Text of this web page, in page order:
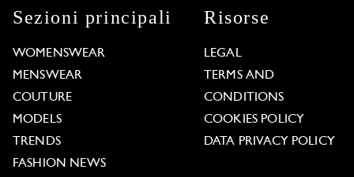
Sezioni principali
WOMENSWEAR
MENSWEAR
COUTURE
MODELS
TRENDS
FASHION NEWS
Risorse
LEGAL
TERMS AND
CONDITIONS
COOKIES POLICY
DATA PRIVACY POLICY